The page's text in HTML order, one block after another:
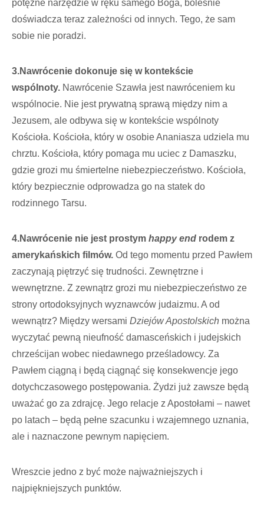
potężne narzędzie w ręku samego Boga, boleśnie
doświadcza teraz zależności od innych. Tego, że sam
sobie nie poradzi.
3.Nawrócenie dokonuje się w kontekście
wspólnoty. Nawrócenie Szawła jest nawróceniem ku
wspólnocie. Nie jest prywatną sprawą między nim a
Jezusem, ale odbywa się w kontekście wspólnoty
Kościoła. Kościoła, który w osobie Ananiasza udziela mu
chrztu. Kościoła, który pomaga mu uciec z Damaszku,
gdzie grozi mu śmiertelne niebezpieczeństwo. Kościoła,
który bezpiecznie odprowadza go na statek do
rodzinnego Tarsu.
4.Nawrócenie nie jest prostym happy end rodem z
amerykańskich filmów. Od tego momentu przed Pawłem
zaczynają piętrzyć się trudności. Zewnętrzne i
wewnętrzne. Z zewnątrz grozi mu niebezpieczeństwo ze
strony ortodoksyjnych wyznawców judaizmu. A od
wewnątrz? Między wersami Dziejów Apostolskich można
wyczytać pewną nieufność damasceńskich i judejskich
chrześcijan wobec niedawnego prześladowcy. Za
Pawłem ciągną i będą ciągnąć się konsekwencje jego
dotychczasowego postępowania. Żydzi już zawsze będą
uważać go za zdrajcę. Jego relacje z Apostołami – nawet
po latach – będą pełne szacunku i wzajemnego uznania,
ale i naznaczone pewnym napięciem.
Wreszcie jedno z być może najważniejszych i
najpiękniejszych punktów.